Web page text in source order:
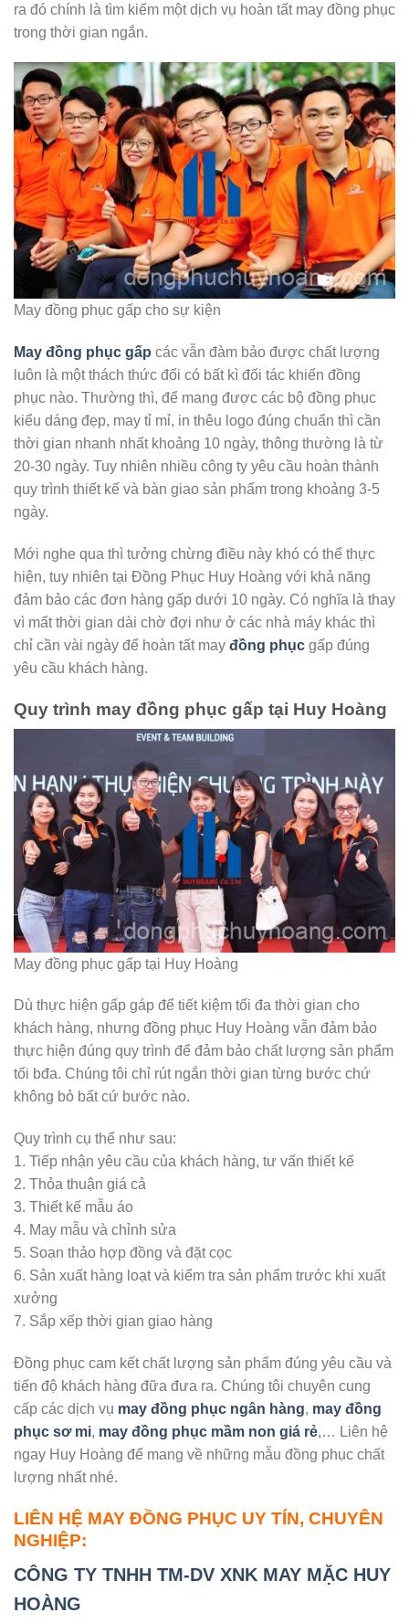
ra đó chính là tìm kiếm một dịch vụ hoàn tất may đồng phục
trong thời gian ngắn.
May đồng phục gấp cho sự kiện
May đồng phục gấp các vẫn đàm bảo được chất lượng
luôn là một thách thức đối có bất kì đối tác khiến đồng
phục nào. Thường thì, để mang được các bộ đồng phục
kiểu dáng đẹp, may tỉ mỉ, in thêu logo đúng chuẩn thì cần
thời gian nhanh nhất khoảng 10 ngày, thông thường là từ
20-30 ngày. Tuy nhiên nhiều công ty yêu cầu hoàn thành
quy trình thiết kế và bàn giao sản phẩm trong khoảng 3-5
ngày.
Mới nghe qua thì tưởng chừng điều này khó có thể thực
hiện, tuy nhiên tại Đồng Phục Huy Hoàng với khả năng
đảm bảo các đơn hàng gấp dưới 10 ngày. Có nghĩa là thay
vì mất thời gian dài chờ đợi như ở các nhà máy khác thì
chỉ cần vài ngày để hoàn tất may đồng phục gấp đúng
yêu cầu khách hàng.
Quy trình may đồng phục gấp tại Huy Hoàng
May đồng phục gấp tại Huy Hoàng
Dù thực hiện gấp gáp để tiết kiệm tối đa thời gian cho
khách hàng, nhưng đồng phục Huy Hoàng vẫn đảm bảo
thực hiện đúng quy trình để đảm bảo chất lượng sản phẩm
tối bđa. Chúng tôi chỉ rút ngắn thời gian từng bước chứ
không bỏ bất cứ bước nào.
Quy trình cụ thể như sau:
1. Tiếp nhận yêu cầu của khách hàng, tư vấn thiết kế
2. Thỏa thuận giá cả
3. Thiết kế mẫu áo
4. May mẫu và chỉnh sửa
5. Soạn thảo hợp đồng và đặt cọc
6. Sản xuất hàng loạt và kiểm tra sản phẩm trước khi xuất
xưởng
7. Sắp xếp thời gian giao hàng
Đồng phục cam kết chất lượng sản phẩm đúng yêu cầu và
tiến độ khách hàng đữa đưa ra. Chúng tôi chuyên cung
cấp các dịch vụ may đồng phục ngân hàng, may đồng
phục sơ mi, may đồng phục mầm non giá rẻ,… Liên hệ
ngay Huy Hoàng để mang về những mẫu đồng phục chất
lượng nhất nhé.
LIÊN HỆ MAY ĐỒNG PHỤC UY TÍN, CHUYÊN
NGHIỆP:
CÔNG TY TNHH TM-DV XNK MAY MẶC HUY
HOÀNG